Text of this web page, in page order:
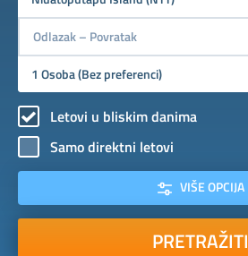
Letovi u bliskim danima
Samo direktni letovi
VIŠE OPCIJA
PRETRAŽITI